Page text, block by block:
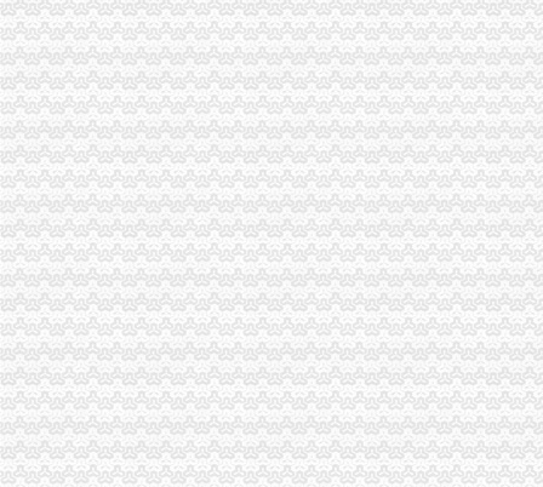
波局重庆代办公司长到铜梁局调研
九龙坡局重庆营业执照注销化电子商务监管
南川局四举措全力造“企业森林”重庆营业执照注销做大南川市场主体总量和增量
经开区局重庆分公司注销五个到位扎实开展商标印制单位专项执法检查
大渡口局“三搜索”重庆代办公司网络领域“双”见成效
2010年重庆市重庆营业执照注销流通领域室内加热器质量监测况
2010年重庆市重庆公司注销流通领域空调器质量监测况
全市重庆税务注销内资企业总量突破二十万户
市重庆分公司注销局电子商务经营主体2011年2月份监测统计报告
渝北局重庆税务注销食品安全百日专项执法整初见成效
经开区局百日专项执法行动现场快速检测食品受市重庆公司注销民好评
工商动态
我市重庆分公司注销出台在校大创办微型企业相关办法
市重庆代办公司局副巡视员高印平率队到南川局开展考核考察工作
江津局重庆税务注销以四个注重为抓手大力发展微型企业
渝中区工商分局采取措施加“端午节”重庆分公司注销期间食品安全监管
荣昌县县委书记陈杰对荣昌局重庆代办公司工商专报信息作出批示
市重庆税务注销工商局与市检察院共同研究加行政执法与刑事司法衔接工作
酉县委组织部部长陶于祥到酉工商局重庆公司注销调研非公建工作